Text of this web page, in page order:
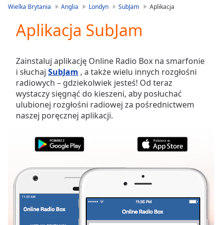
Play
Video
Skip
Backward
Skip
Forward
Mute
Current
Time0:00
Duration-:-
Stream
Type
LIVE
Seek to
currently
Wielka Brytania Anglia Londyn SubJam Aplikacja
Aplikacja SubJam
Zainstaluj aplikację Online Radio Box na smarfonie
i słuchaj SubJam , a także wielu innych rozgłośni
radiowych – gdziekolwiek jesteś! Od teraz
wystaczy sięgnąć do kieszeni, aby posłuchać
ulubionej rozgłośni radiowej za pośrednictwem
naszej poręcznej aplikacji.